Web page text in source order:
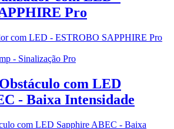
Pro
- Sinalização Pro
com LED
- Baixa Intensidade